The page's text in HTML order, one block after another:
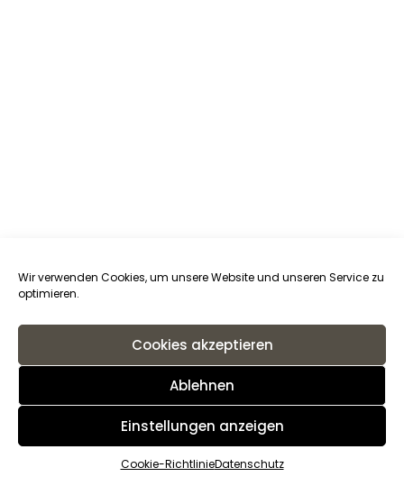
Wir verwenden Cookies, um unsere Website und unseren Service zu
optimieren.
Cookies akzeptieren
Ablehnen
Einstellungen anzeigen
Cookie-RichtlinieDatenschutz